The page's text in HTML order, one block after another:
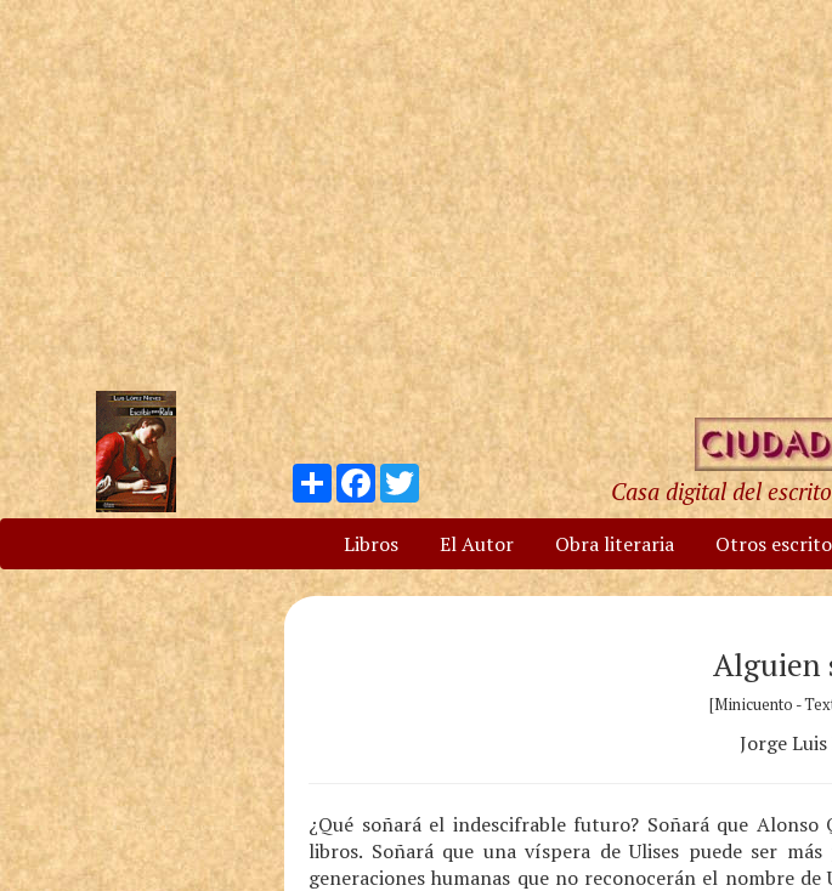
Compartir
Facebook
Twitter
Casa digital del
Libros El Autor Obra literaria Otros
Alguien
[Minicuento -
Jorge
¿Qué soñará el indescifrable futuro? Soñará que
libros. Soñará que una víspera de Ulises puede ser
generaciones humanas que no reconocerán el nombre de